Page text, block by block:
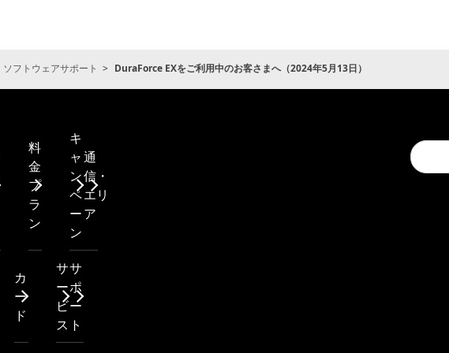
ソフトウェアサポート DuraForce EXをご利用中のお客さまへ（2024年5月13日）
Conduct
a
search
料
金
プ
ラ
ン
キ
ャ
ン
ペ
ー
ン
通
信・
エリ
ア
カ
ー
ド
サ
ー
ビ
ス
サ
ポ
ー
ト